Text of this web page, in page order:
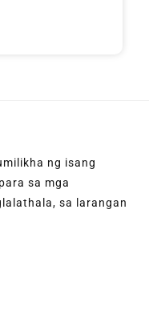
ng isang
sa mga
sa larangan